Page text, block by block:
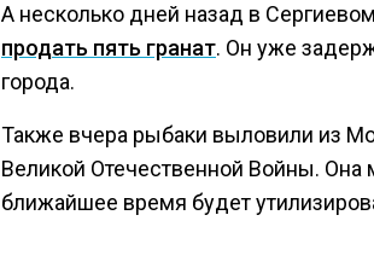
А несколько дней назад в
продать пять гранат. Он уже
города.
Также вчера рыбаки выловили из
Великой Отечественной Войны. Она
ближайшее время будет